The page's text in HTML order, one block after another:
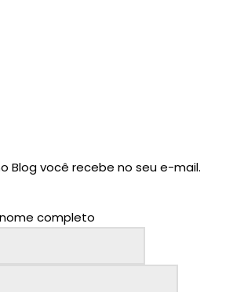
Blog você recebe no seu e-mail.
completo